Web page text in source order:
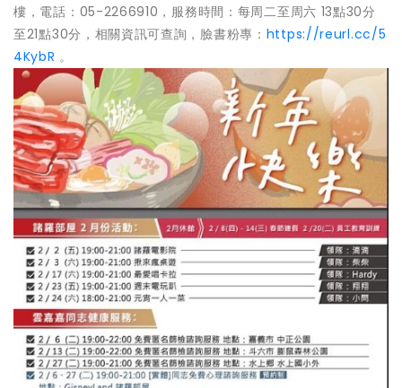
樓，電話：05-2266910，服務時間：每周二至周六 13點30分
至21點30分，相關資訊可查詢，臉書粉專： https://reurl.cc/5
4KybR 。